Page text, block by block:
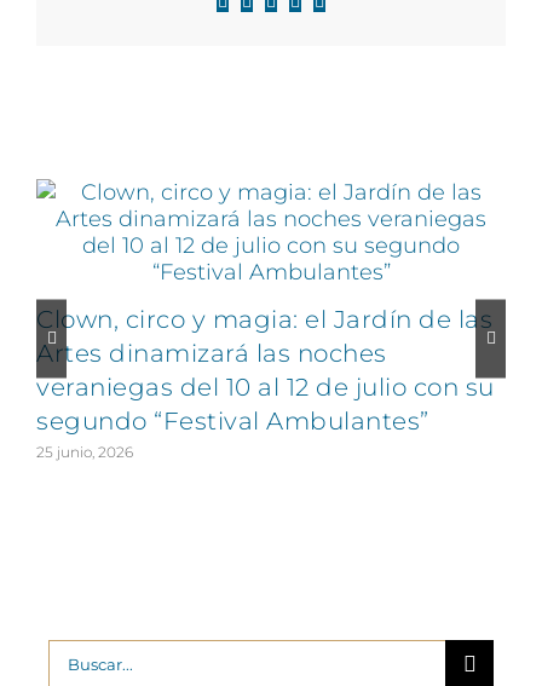
Facebook
X LinkedIn
WhatsApp
Correo
Clown, circo y magia: el Jardín de las
Artes dinamizará las noches
veraniegas del 10 al 12 de julio con su
segundo “Festival Ambulantes”
25 junio, 2026
Buscar: